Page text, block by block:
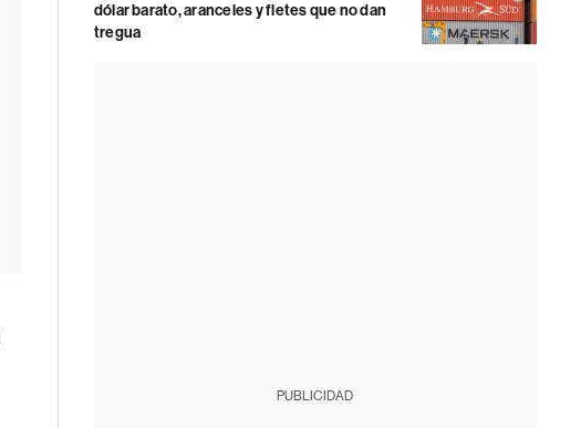
dólar barato, aranceles y fletes que no dan
tregua
PUBLICIDAD